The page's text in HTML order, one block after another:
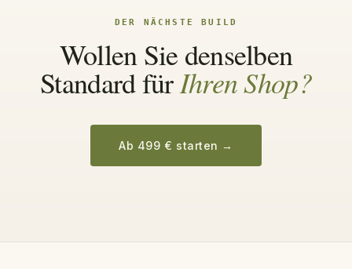
DER NÄCHSTE BUILD
Wollen Sie denselben
Standard fürIhren Shop?
Ab 499 € starten →